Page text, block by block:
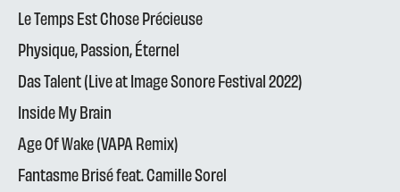
Le Temps Est Chose Précieuse
Physique, Passion, Éternel
Das Talent (Live at Image Sonore Festival 2022)
Inside My Brain
Age Of Wake (VAPA Remix)
Fantasme Brisé feat. Camille Sorel